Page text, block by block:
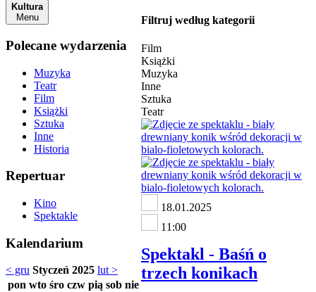
Kultura
Menu
Polecane wydarzenia
Muzyka
Teatr
Film
Książki
Sztuka
Inne
Historia
Repertuar
Kino
Spektakle
Kalendarium
< gru Styczeń 2025 lut >
pon wto śro czw pią sob nie
Filtruj według kategorii
Film
Książki
Muzyka
Inne
Sztuka
Teatr
18.01.2025
11:00
Spektakl - Baśń o
trzech konikach